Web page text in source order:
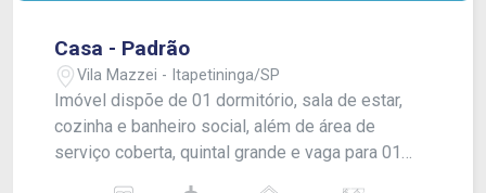
Casa - Padrão
Vila Mazzei - Itapetininga/SP
Imóvel dispõe de 01 dormitório, sala de estar,
cozinha e banheiro social, além de área de
serviço coberta, quintal grande e vaga para 01